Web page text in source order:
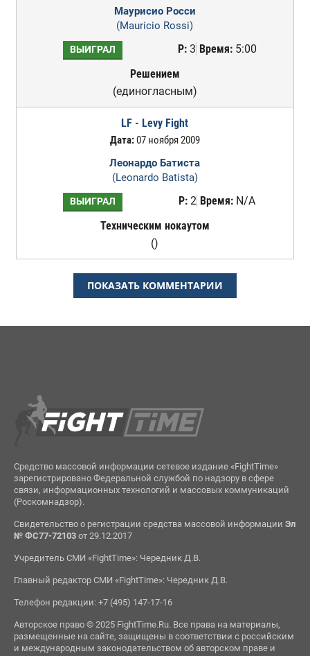
Маурисио Росси
(Mauricio Rossi)
ВЫИГРАЛ Р:3 Время:5:00
Решением
(единогласным)
LF - Levy Fight
Дата:07 ноября 2009
Леонардо Батиста
(Leonardo Batista)
ВЫИГРАЛ Р: 2 Время: N/A
Техническим нокаутом
()
ПОКАЗАТЬ КОММЕНТАРИИ
Средство массовой информации сетевое издание «FightTime»
зарегистрировано Федеральной службой по надзору в сфере
связи, информационных технологий и массовых коммуникаций
(Роскомнадзор).
Свидетельство о регистрации средства массовой информации Эл
№ ФС77-72103от 29.12.2017
Учредитель СМИ «FightTime»: Чередник Д.В.
Главный редактор СМИ «FightTime»: Чередник Д.В.
Телефон редакции: +7 (495) 147-17-16
Авторское право © 2025 FightTime.Ru. Все права на материалы,
размещенные на сайте, защищены в соответствии с российским
и международным законодательством об авторском праве и